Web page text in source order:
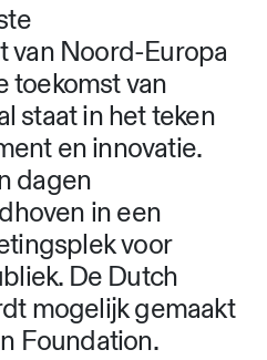
van Noord-Europa
toekomst van
staat in het teken
en innovatie.
dagen
in een
voor
De Dutch
mogelijk gemaakt
Foundation.